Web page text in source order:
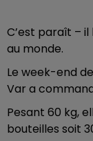
C’est paraît –
au monde.
Le week-end
Var a
Pesant 60 kg,
bouteilles soit